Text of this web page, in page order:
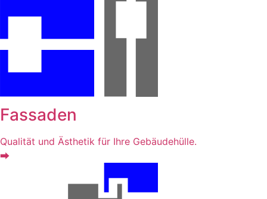
Fassaden
Qualität und Ästhetik für Ihre Gebäudehülle.
⮕